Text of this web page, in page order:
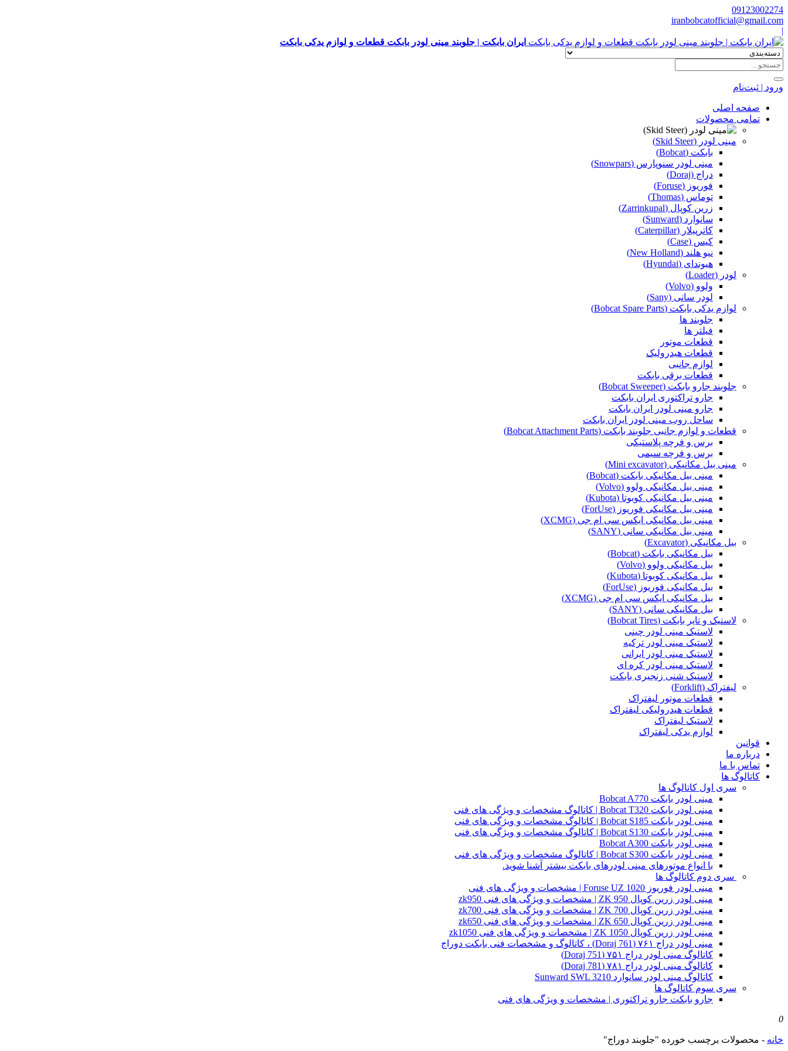
09123002274
iranbobcatofficial@gmail.com
|
ایران بابکت | جلوبند مینی لودر بابکت قطعات و لوازم یدکی بابکت
ورود | ثبت‌نام
صفحه اصلی
تمامی محصولات
مینی لودر (Skid Steer)
بابکت (Bobcat)
مینی لودر سنوپارس (Snowpars)
دراج (Doraj)
فوریوز (Foruse)
توماس (Thomas)
زرین کوپال (Zarrinkupal)
سانوارد (Sunward)
کاترپیلار (Caterpillar)
کیس (Case)
نیو هلند (New Holland)
هیوندای (Hyundai)
لودر (Loader)
ولوو (Volvo)
لودر سانی (Sany)
لوازم یدکی بابکت (Bobcat Spare Parts)
جلوبند ها
فیلتر ها
قطعات موتور
قطعات هیدرولیک
لوازم جانبی
قطعات برقی بابکت
جلوبند جارو بابکت (Bobcat Sweeper)
جارو تراکتوری ایران بابکت
جارو مینی لودر ایران بابکت
ساحل روب مینی لودر ایران بابکت
قطعات و لوازم جانبی جلوبند بابکت (Bobcat Attachment Parts)
برس و فرچه پلاستیکی
برس و فرچه سیمی
مینی بیل مکانیکی (Mini excavator)
مینی بیل مکانیکی بابکت (Bobcat)
مینی بیل مکانیکی ولوو (Volvo)
مینی بیل مکانیکی کوبوتا (Kubota)
مینی بیل مکانیکی فوریوز (ForUse)
مینی بیل مکانیکی ایکس سی ام جی (XCMG)
مینی بیل مکانیکی سانی (SANY)
بیل مکانیکی (Excavator)
بیل مکانیکی بابکت (Bobcat)
بیل مکانیکی ولوو (Volvo)
بیل مکانیکی کوبوتا (Kubota)
بیل مکانیکی فوریوز (ForUse)
بیل مکانیکی ایکس سی ام جی (XCMG)
بیل مکانیکی سانی (SANY)
لاستیک و تایر بابکت (Bobcat Tires)
لاستیک مینی لودر چینی
لاستیک مینی لودر ترکیه
لاستیک مینی لودر ایرانی
لاستیک مینی لودر کره ای
لاستیک شنی زنجیری بابکت
لیفتراک (Forklift)
قطعات موتور لیفتراک
قطعات هیدرولیکی لیفتراک
لاستیک لیفتراک
لوازم یدکی لیفتراک
قوانین
درباره ما
تماس با ما
کاتالوگ ها
سری اول کاتالوگ ها
مینی لودر بابکت Bobcat A770
مینی لودر بابکت Bobcat T320 | کاتالوگ مشخصات و ویژگی های فنی
مینی لودر بابکت Bobcat S185 | کاتالوگ مشخصات و ویژگی های فنی
مینی لودر بابکت Bobcat S130 | کاتالوگ مشخصات و ویژگی های فنی
مینی لودر بابکت Bobcat A300
مینی لودر بابکت Bobcat S300 | کاتالوگ مشخصات و ویژگی های فنی
با انواع موتورهای مینی لودرهای بابکت بیشتر آشنا شوید.
سری دوم کاتالوگ ها
مینی لودر فوریوز Foruse UZ 1020 | مشخصات و ویژگی های فنی
مینی لودر زرین کوپال ZK 950 | مشخصات و ویژگی های فنی zk950
مینی لودر زرین کوپال ZK 700 | مشخصات و ویژگی های فنی zk700
مینی لودر زرین کوپال ZK 650 | مشخصات و ویژگی های فنی zk650
مینی لودر زرین کوپال ZK 1050 | مشخصات و ویژگی های فنی zk1050
مینی لودر دراج ۷۶۱ (Doraj 761) ، کاتالوگ و مشخصات فنی بابکت دوراج
کاتالوگ مینی لودر دراج ۷۵۱ (Doraj 751)
کاتالوگ مینی لودر دراج ۷۸۱ (Doraj 781)
کاتالوگ مینی لودر سانوارد Sunward SWL 3210
سری سوم کاتالوگ ها
جارو بابکت جارو تراکتوری | مشخصات و ویژگی های فنی
0
خانه - محصولات برچسب خورده "جلوبند دوراج"